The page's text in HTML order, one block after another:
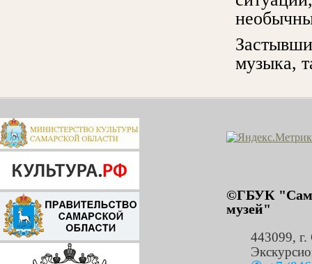
музыка,
©ГБУК
музей"
443099, г.